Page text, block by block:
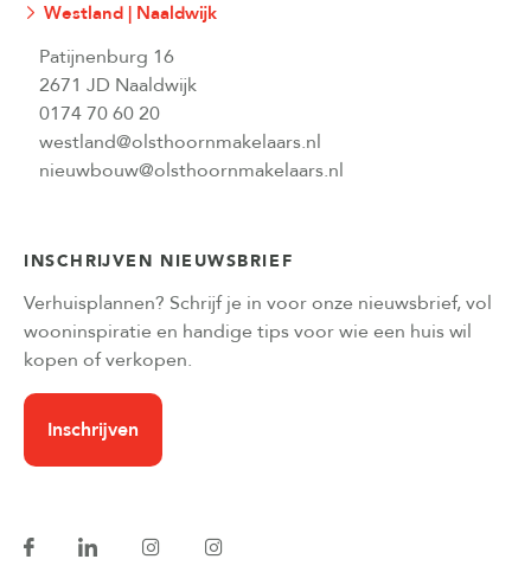
Westland | Naaldwijk
Patijnenburg 16
2671 JD Naaldwijk
0174 70 60 20
westland@olsthoornmakelaars.nl
nieuwbouw@olsthoornmakelaars.nl
INSCHRIJVEN NIEUWSBRIEF
Verhuisplannen? Schrijf je in voor onze nieuwsbrief, vol
wooninspiratie en handige tips voor wie een huis wil
kopen of verkopen.
Inschrijven